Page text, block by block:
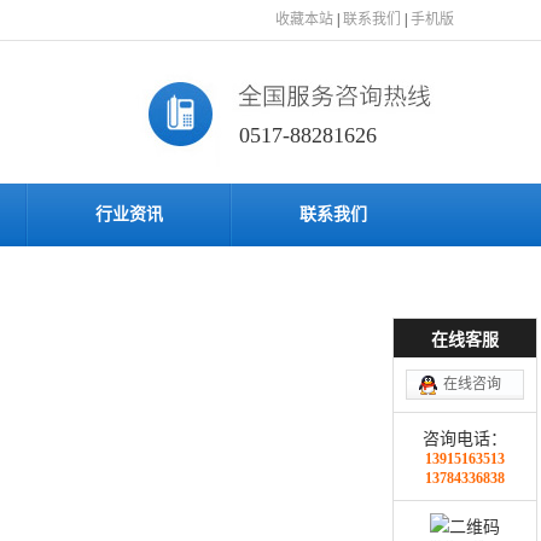
收藏本站 联系我们 手机版
0517-88281626
行业资讯 联系我们
在线客服
在线咨询
咨询电话：
13915163513
13784336838